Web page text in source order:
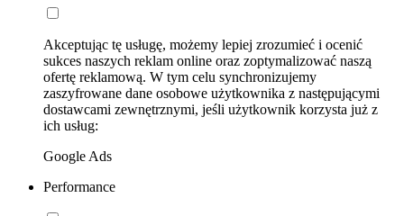
Akceptując tę usługę, możemy lepiej zrozumieć i ocenić
sukces naszych reklam online oraz zoptymalizować naszą
ofertę reklamową. W tym celu synchronizujemy
zaszyfrowane dane osobowe użytkownika z następującymi
dostawcami zewnętrznymi, jeśli użytkownik korzysta już z
ich usług:
Google Ads
Performance